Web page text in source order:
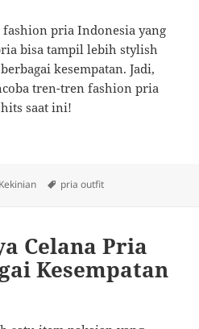
pria Indonesia yang
bisa tampil lebih stylish
kesempatan. Jadi,
tren-tren fashion pria
saat ini!
Tags
pria outfit
Celana Pria
Kesempatan